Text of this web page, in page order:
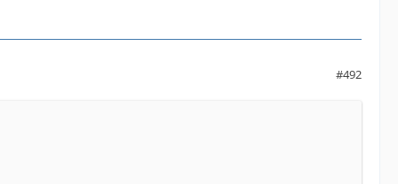
#492